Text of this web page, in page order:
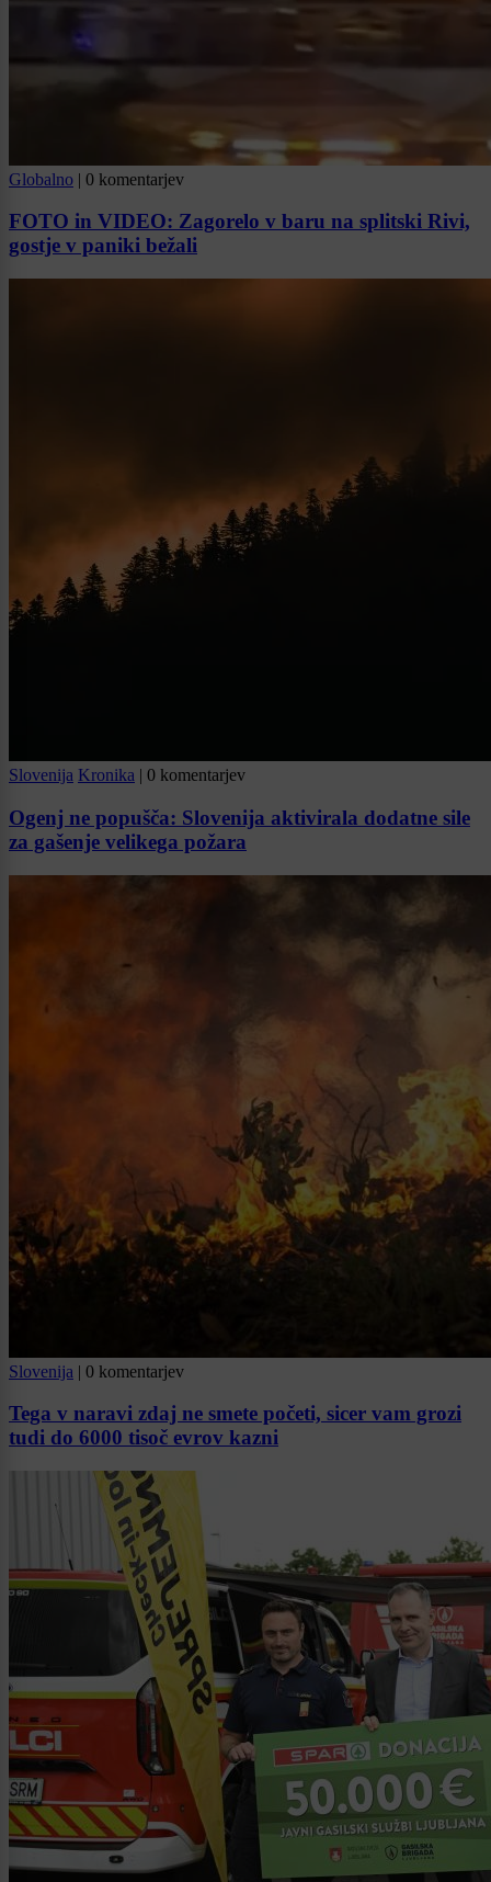
Globalno | 0 komentarjev
FOTO in VIDEO: Zagorelo v baru na splitski Rivi,
gostje v paniki bežali
Slovenija Kronika | 0 komentarjev
Ogenj ne popušča: Slovenija aktivirala dodatne sile
za gašenje velikega požara
Slovenija | 0 komentarjev
Tega v naravi zdaj ne smete početi, sicer vam grozi
tudi do 6000 tisoč evrov kazni